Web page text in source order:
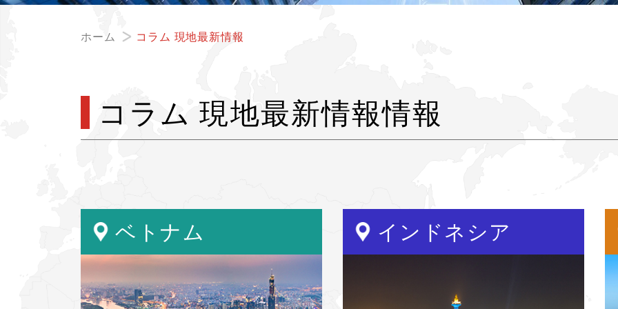
ホーム コラム 現地最新情報
コラム 現地最新情報情報
ベトナム インドネシア